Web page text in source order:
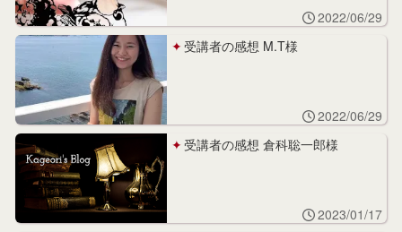
2022/06/29
受講者の感想 M.T様
2022/06/29
受講者の感想 倉科聡一郎様
2023/01/17